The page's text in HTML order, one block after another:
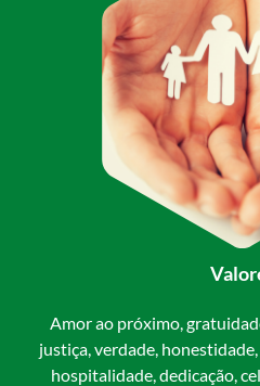
Amor ao próximo,
justiça, verdade,
hospitalidade, dedicação,